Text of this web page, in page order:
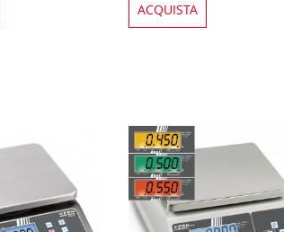
ACQUISTA